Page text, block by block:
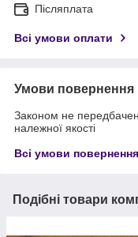
Післяплата
Всі умови оплати
Умови повернення
Законом не
належної якості
Всі умови повернення
Подібні товари